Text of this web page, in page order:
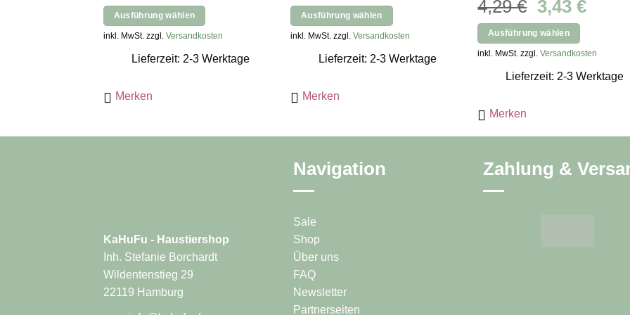
Preis
war:
24,95 €
13,72 €.
Ausführung wählen
Dieses
Varianten
werden
inkl. MwSt. zzgl. Versandkosten
Lieferzeit: 2-3 Werktage
Merken
Ausführung wählen
Dieses
Varianten
können
auf
der
gewählt
werden
inkl. MwSt. zzgl.Versandkosten
Lieferzeit: 2-3 Werktage
Merken
4,29€
Preis
war:
4,29 €
3,43€
3,43 €.
Ausführung wählen
Dieses
Varianten
Optionen
inkl. MwSt. zzgl.Versandkosten
Lieferzeit: 2-3 Werktage
Merken
KaHuFu - Haustiershop
Inh. Stefanie Borchardt
Wildentenstieg 29
22119 Hamburg
Navigation
Sale
Shop
Über uns
FAQ
Newsletter
Partnerseiten
Zahlung &